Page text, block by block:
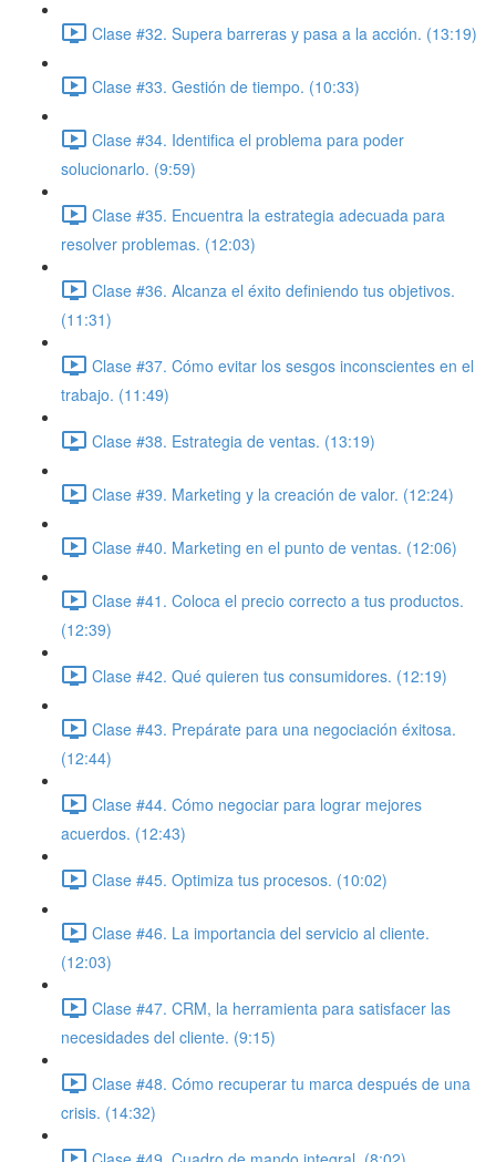
Clase #32. Supera barreras y pasa a la acción. (13:19)
Clase #33. Gestión de tiempo. (10:33)
Clase #34. Identifica el problema para poder
solucionarlo. (9:59)
Clase #35. Encuentra la estrategia adecuada para
resolver problemas. (12:03)
Clase #36. Alcanza el éxito definiendo tus objetivos.
(11:31)
Clase #37. Cómo evitar los sesgos inconscientes en el
trabajo. (11:49)
Clase #38. Estrategia de ventas. (13:19)
Clase #39. Marketing y la creación de valor. (12:24)
Clase #40. Marketing en el punto de ventas. (12:06)
Clase #41. Coloca el precio correcto a tus productos.
(12:39)
Clase #42. Qué quieren tus consumidores. (12:19)
Clase #43. Prepárate para una negociación éxitosa.
(12:44)
Clase #44. Cómo negociar para lograr mejores
acuerdos. (12:43)
Clase #45. Optimiza tus procesos. (10:02)
Clase #46. La importancia del servicio al cliente.
(12:03)
Clase #47. CRM, la herramienta para satisfacer las
necesidades del cliente. (9:15)
Clase #48. Cómo recuperar tu marca después de una
crisis. (14:32)